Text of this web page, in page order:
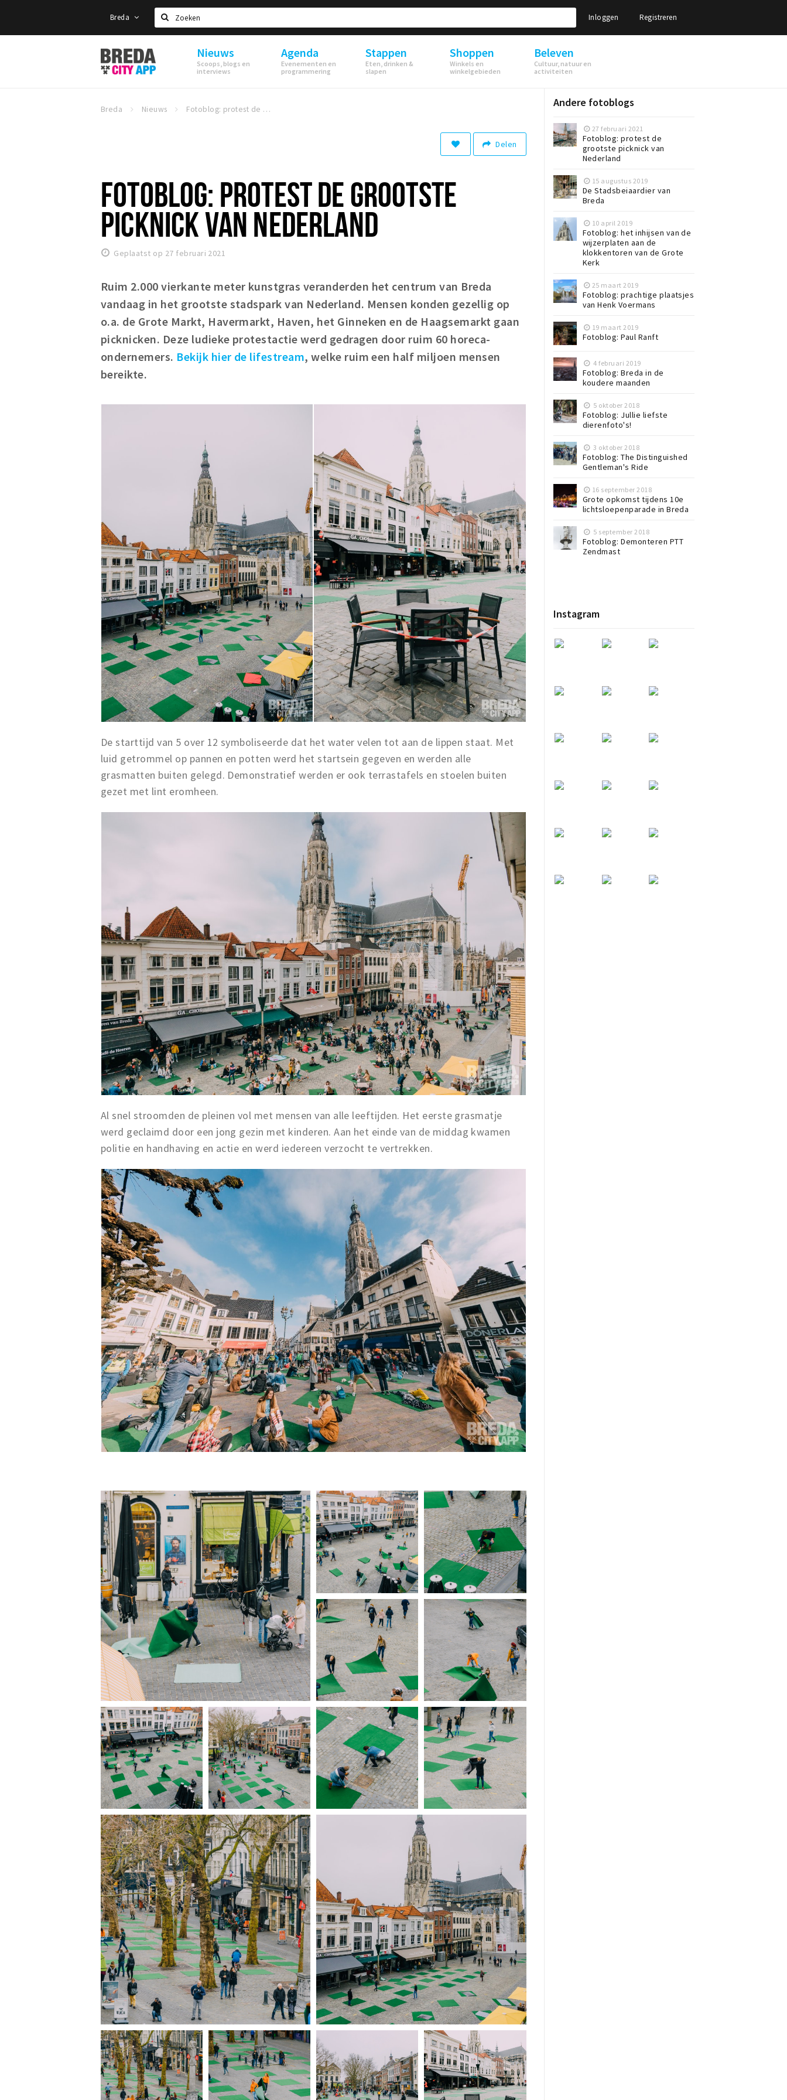
Breda
Zoeken
Inloggen Registreren
Stappen
&
Shoppen
Nieuws
Scoops, blogs en
interviews
Agenda
Evenementen en
programmering
Stappen
Eten, drinken &
slapen
Shoppen
Winkels en
winkelgebieden
Beleven
Cultuur, natuur en
activiteiten
Breda Nieuws Fotoblog: protest de grootste picknick van Nederland
Delen
FOTOBLOG: PROTEST DE GROOTSTE
PICKNICK VAN NEDERLAND
Geplaatst op 27 februari 2021
Ruim 2.000 vierkante meter kunstgras veranderden het centrum van Breda
vandaag in het grootste stadspark van Nederland. Mensen konden gezellig op
o.a. de Grote Markt, Havermarkt, Haven, het Ginneken en de Haagsemarkt gaan
picknicken. Deze ludieke protestactie werd gedragen door ruim 60 horeca-
ondernemers. Bekijk hier de lifestream, welke ruim een half miljoen mensen
bereikte.
De starttijd van 5 over 12 symboliseerde dat het water velen tot aan de lippen staat. Met
luid getrommel op pannen en potten werd het startsein gegeven en werden alle
grasmatten buiten gelegd. Demonstratief werden er ook terrastafels en stoelen buiten
gezet met lint eromheen.
Al snel stroomden de pleinen vol met mensen van alle leeftijden. Het eerste grasmatje
werd geclaimd door een jong gezin met kinderen. Aan het einde van de middag kwamen
politie en handhaving en actie en werd iedereen verzocht te vertrekken.
Andere fotoblogs
27 februari 2021
Fotoblog: protest de
grootste picknick van
Nederland
15 augustus 2019
De Stadsbeiaardier van
Breda
10 april 2019
Fotoblog: het inhijsen van de
wijzerplaten aan de
klokkentoren van de Grote
Kerk
25 maart 2019
Fotoblog: prachtige plaatsjes
van Henk Voermans
19 maart 2019
Fotoblog: Paul Ranft
4 februari 2019
Fotoblog: Breda in de
koudere maanden
5 oktober 2018
Fotoblog: Jullie liefste
dierenfoto's!
3 oktober 2018
Fotoblog: The Distinguished
Gentleman's Ride
16 september 2018
Grote opkomst tijdens 10e
lichtsloepenparade in Breda
5 september 2018
Fotoblog: Demonteren PTT
Zendmast
Instagram